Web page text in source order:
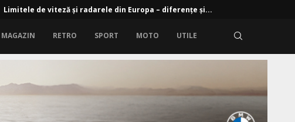
Limitele de viteză și radarele din Europa – diferențe și...
MAGAZIN RETRO SPORT MOTO UTILE